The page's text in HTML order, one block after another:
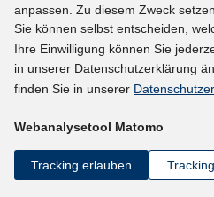
Bundesministerium für
mehr Informationen
Externer Link
European Union of
anpassen. Zu diesem Zweck
Sie können selbst entscheiden,
Ihre Einwilligung können Sie
in unserer Datenschutzerklärung
finden Sie in unserer
Webanalysetool Matomo
Tracking erlauben